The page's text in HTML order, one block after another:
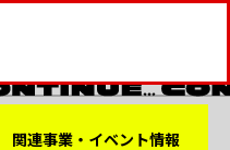
関連事業・イベント情報